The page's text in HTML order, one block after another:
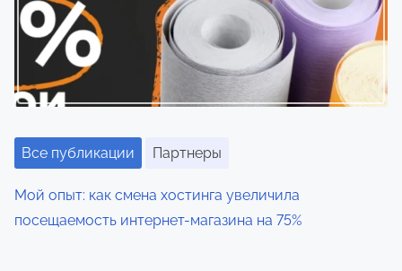
Все публикации Партнеры
Мой опыт: как смена хостинга увеличила
посещаемость интернет-магазина на 75%